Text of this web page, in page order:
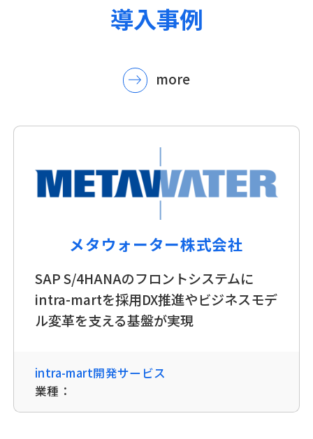
導入事例
more
メタウォーター株式会社
SAP S/4HANAのフロントシステムに
intra-martを採用DX推進やビジネスモデ
ル変革を支える基盤が実現
intra-mart開発サービス
業種：